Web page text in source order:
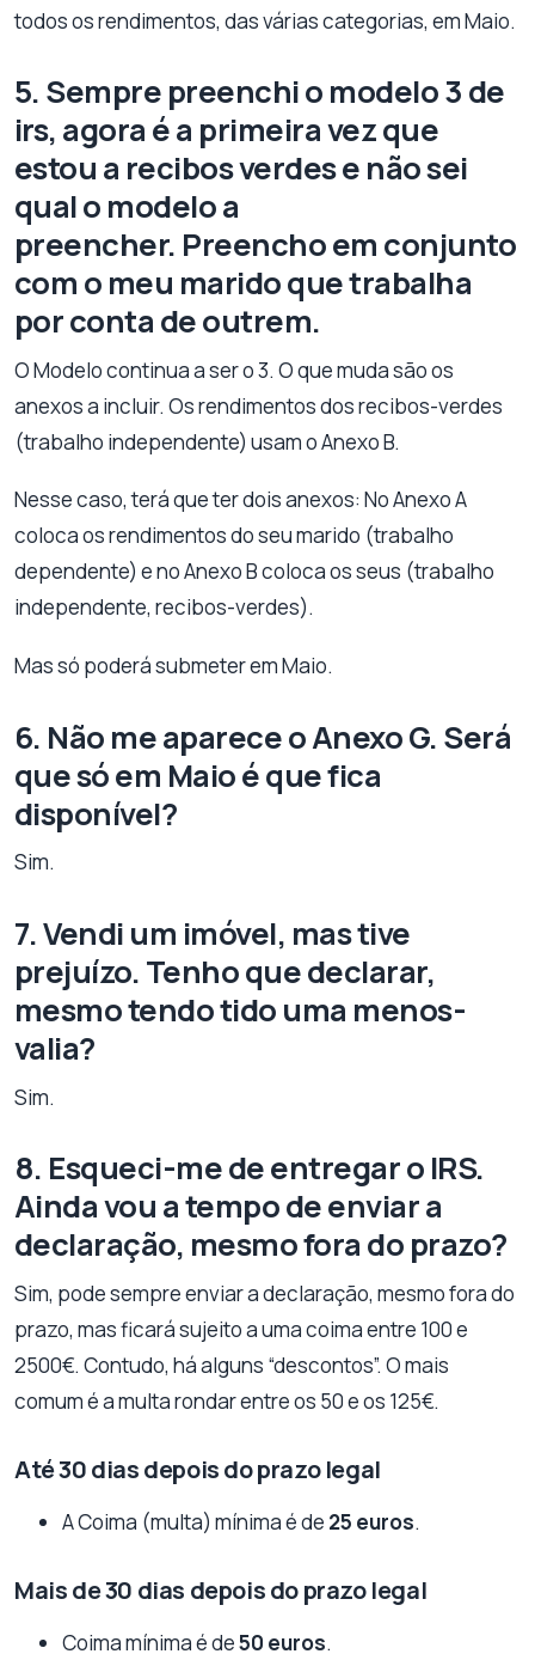
todos os rendimentos, das várias categorias, em Maio.
5. Sempre preenchi o modelo 3 de
irs, agora é a primeira vez que
estou a recibos verdes e não sei
qual o modelo a
preencher. Preencho em conjunto
com o meu marido que trabalha
por conta de outrem.
O Modelo continua a ser o 3. O que muda são os
anexos a incluir. Os rendimentos dos recibos-verdes
(trabalho independente) usam o Anexo B.
Nesse caso, terá que ter dois anexos: No Anexo A
coloca os rendimentos do seu marido (trabalho
dependente) e no Anexo B coloca os seus (trabalho
independente, recibos-verdes).
Mas só poderá submeter em Maio.
6. Não me aparece o Anexo G. Será
que só em Maio é que fica
disponível?
Sim.
7. Vendi um imóvel, mas tive
prejuízo. Tenho que declarar,
mesmo tendo tido uma menos-
valia?
Sim.
8. Esqueci-me de entregar o IRS.
Ainda vou a tempo de enviar a
declaração, mesmo fora do prazo?
Sim, pode sempre enviar a declaração, mesmo fora do
prazo, mas ficará sujeito a uma coima entre 100 e
2500€. Contudo, há alguns “descontos”. O mais
comum é a multa rondar entre os 50 e os 125€.
Até 30 dias depois do prazo legal
A Coima (multa) mínima é de 25 euros.
Mais de 30 dias depois do prazo legal
Coima mínima é de50 euros.